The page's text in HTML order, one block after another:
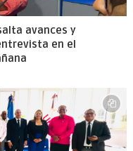
avances y
en el